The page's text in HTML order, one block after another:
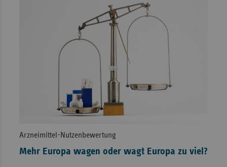
Arzneimittel-Nutzenbewertung
Mehr Europa wagen oder wagt Europa zu viel?